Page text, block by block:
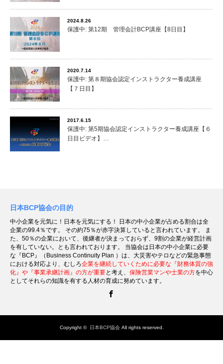
2024.8.26
保護中: 第12期 管理会計BCP講座【8日目】
2020.7.14
保護中: 第８期協会認定インストラクター養成講座
【７日目】
2017.6.15
保護中: 第5期協会認定インストラクター養成講座【６
日目ビデオ】…
日本BCP協会の目的
中小企業を元気に！日本を元気にする！ 日本の中小企業が占める割合は全
企業の99.4％です。 その約75％が赤字決算していると言われています。 ま
た、50％の企業において、後継者が決まっておらず、9割の企業が経営計画
を有していない。とも言われております。 当協会は日本の中小企業に必要
な『BCP』（Business Continuity Plan ）は、大災害やテロなどの緊急事態
における対応より、むしろ企業を継続していくために必要な『財務体質の強
化』や『事業承継計画』の方が重要と考え、 保険営業マンや士業の方を中心
としてそれらの知識を有する人材の育成に努めています。
Copyright © 日本BCP協会All rights reserved.